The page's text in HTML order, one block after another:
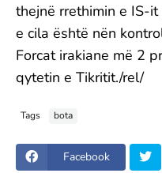
thejnë rrethimin e IS-
e cila është nën
Forcat irakiane më 2
qytetin e Tikritit./rel/
Tags bota
Facebook